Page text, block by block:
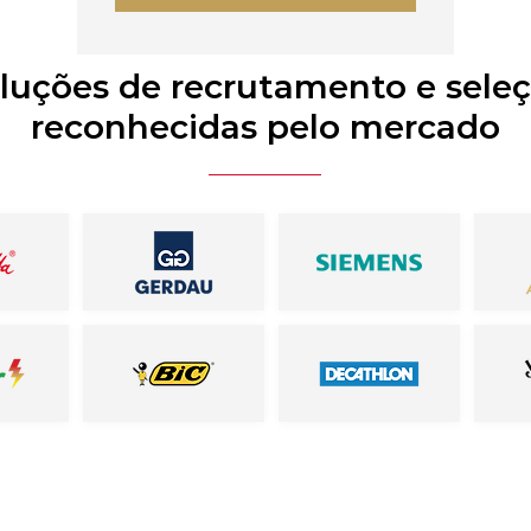
de recrutamento e
reconhecidas pelo mercado